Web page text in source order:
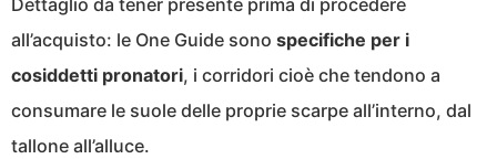
Dettaglio da tener presente prima di procedere
all’acquisto: le One Guide sono specifiche per i
cosiddetti pronatori, i corridori cioè che tendono a
consumare le suole delle proprie scarpe all’interno, dal
tallone all’alluce.